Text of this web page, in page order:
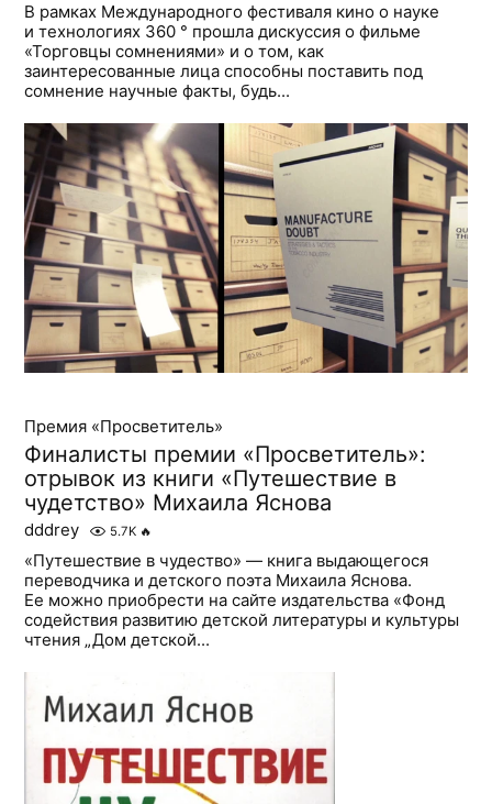
В рамках Международного фестиваля кино о науке
и технологиях 360 ° прошла дискуссия о фильме
«Торговцы сомнениями» и о том, как
заинтересованные лица способны поставить под
сомнение научные факты, будь...
Премия «Просветитель»
Финалисты премии «Просветитель»:
отрывок из книги «Путешествие в
чудетство» Михаила Яснова
dddrey 5.7K 🔥
«Путешествие в чудество» — книга выдающегося
переводчика и детского поэта Михаила Яснова.
Ее можно приобрести на сайте издательства «Фонд
содействия развитию детской литературы и культуры
чтения „Дом детской...